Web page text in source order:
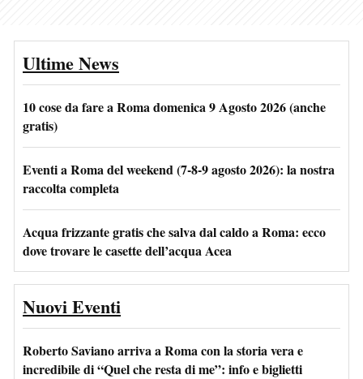
Ultime News
10 cose da fare a Roma domenica 9 Agosto 2026 (anche
gratis)
Eventi a Roma del weekend (7-8-9 agosto 2026): la nostra
raccolta completa
Acqua frizzante gratis che salva dal caldo a Roma: ecco
dove trovare le casette dell’acqua Acea
Nuovi Eventi
Roberto Saviano arriva a Roma con la storia vera e
incredibile di “Quel che resta di me”: info e biglietti